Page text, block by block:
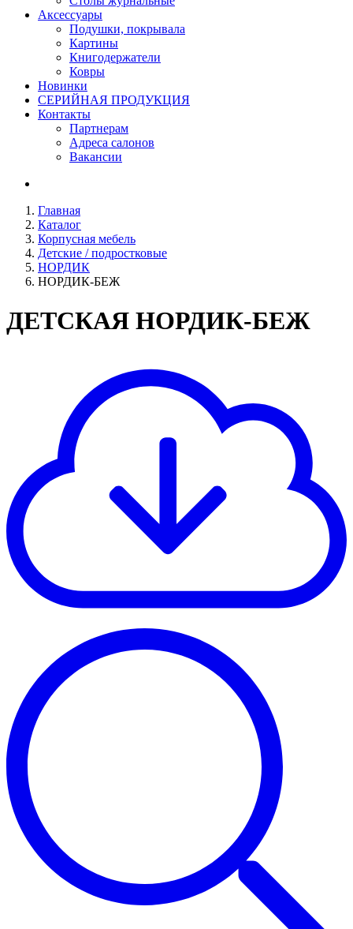
Аксессуары
Подушки, покрывала
Картины
Книгодержатели
Ковры
Новинки
СЕРИЙНАЯ ПРОДУКЦИЯ
Контакты
Партнерам
Адреса салонов
Вакансии
Главная
Каталог
Корпусная мебель
Детские / подростковые
НОРДИК
НОРДИК-БЕЖ
ДЕТСКАЯ НОРДИК-БЕЖ